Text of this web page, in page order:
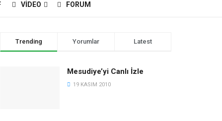
VIDEO FORUM
Trending Yorumlar Latest
Mesudiye’yi Canlı İzle
19 KASIM 2010